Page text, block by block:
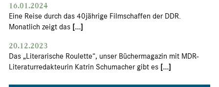
16.01.2024
Eine Reise durch das 40jährige Filmschaffen der DDR.
Monatlich zeigt das [...]
20.12.2023
Das „Literarische Roulette“, unser Büchermagazin mit MDR-
Literaturredakteurin Katrin Schumacher gibt es [...]